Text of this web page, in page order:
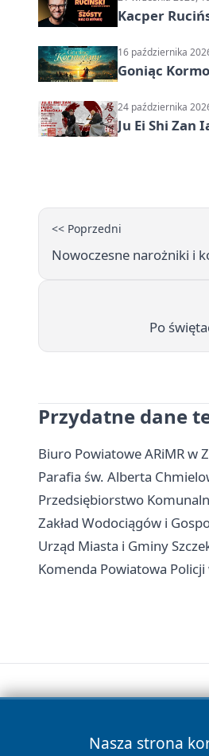
Kacper
16 października
Goniąc
24 października
Ju Ei Shi Zan
<< Poprzedni
Nowoczesne narożniki i
Po
Przydatne dane
Biuro Powiatowe ARiMR w
Parafia św. Alberta
Przedsiębiorstwo
Zakład Wodociągów i
Urząd Miasta i Gminy
Komenda Powiatowa
Nasza strona